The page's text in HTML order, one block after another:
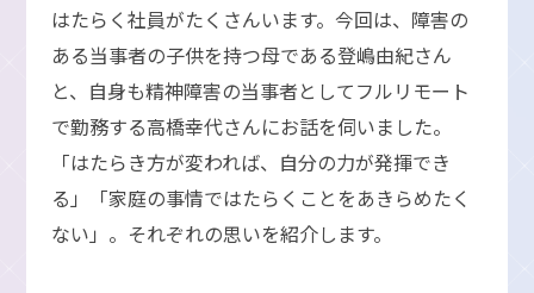
はたらく社員がたくさんいます。今回は、障害の
ある当事者の子供を持つ母である登嶋由紀さん
と、自身も精神障害の当事者としてフルリモート
で勤務する高橋幸代さんにお話を伺いました。
「はたらき方が変われば、自分の力が発揮でき
る」「家庭の事情ではたらくことをあきらめたく
ない」。それぞれの思いを紹介します。